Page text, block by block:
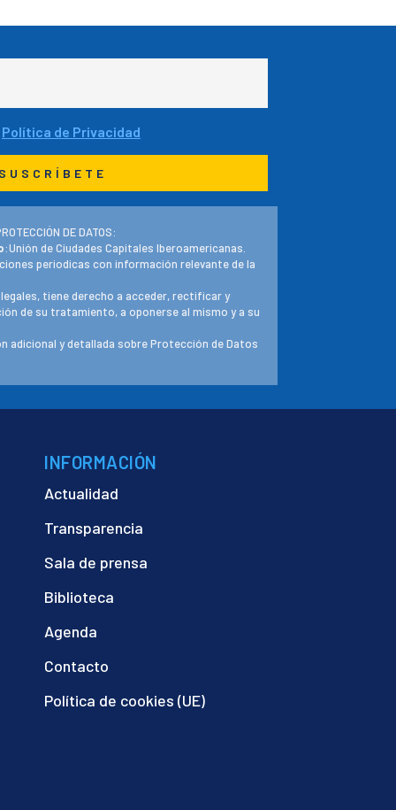
Política de Privacidad
DE DATOS:
:Unión de Ciudades Capitales Iberoamericanas.
periodicas con información relevante de la
tiene derecho a acceder, rectificar y
de su tratamiento, a oponerse al mismo y a su
adicional y detallada sobre Protección de Datos
INFORMACIÓN
Actualidad
Transparencia
Sala de prensa
Biblioteca
Agenda
Contacto
Política de cookies (UE)